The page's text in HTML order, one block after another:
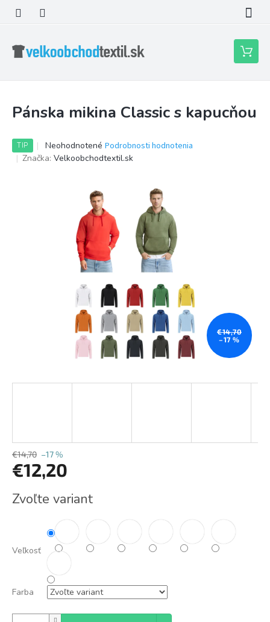
obsah
Nákupný
košík
Pánska mikina Classic s kapucňou
TIP
Priemerné
hodnotenie
hviezdičiek.
Neohodnotené Podrobnosti hodnotenia
Značka: Velkoobchodtextil.sk
€14,70
–17 %
€14,70 –17 %
€12,20
cena:
Zvoľte variant
Veľkosť
Farba